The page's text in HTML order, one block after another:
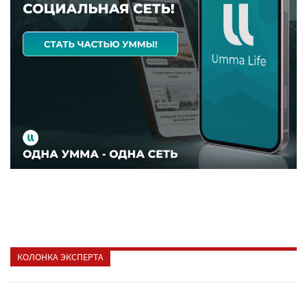
КОЛОНКА ЭКСПЕРТА